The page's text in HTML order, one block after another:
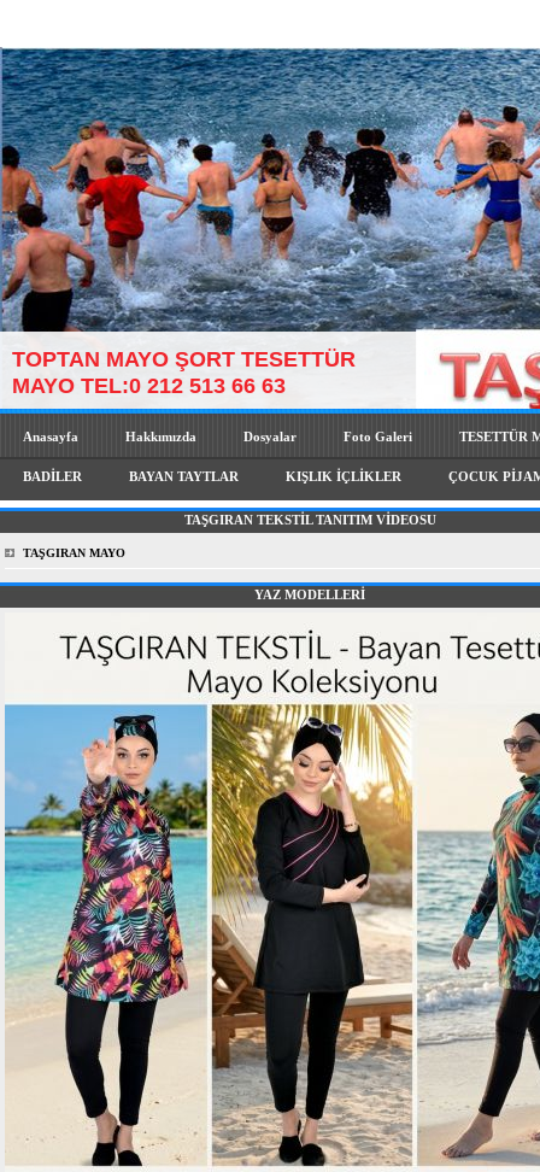
TOPTAN MAYO ŞORT TESETTÜR
MAYO TEL:0 212 513 66 63
Anasayfa Hakkımızda Dosyalar Foto Galeri TESETTÜR
BADİLER BAYAN TAYTLAR KIŞLIK İÇLİKLER ÇOCUK
TAŞGIRAN TEKSTİL TANITIM VİDEOSU
TAŞGIRAN MAYO
YAZ MODELLERİ